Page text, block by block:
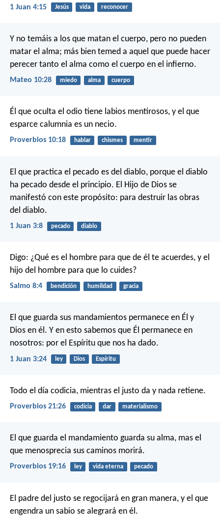
1 Juan 4:15 Jesús vida reconocer
Y no temáis a los que matan el cuerpo, pero no pueden
matar el alma; más bien temed a aquel que puede hacer
perecer tanto el alma como el cuerpo en el infierno.
Mateo 10:28 miedo alma cuerpo
Él que oculta el odio tiene labios mentirosos, y el que
esparce calumnia es un necio.
Proverbios 10:18 hablar chismes mentir
El que practica el pecado es del diablo, porque el diablo
ha pecado desde el principio. El Hijo de Dios se
manifestó con este propósito: para destruir las obras
del diablo.
1 Juan 3:8 pecado diablo
Digo: ¿Qué es el hombre para que de él te acuerdes, y el
hijo del hombre para que lo cuides?
Salmo 8:4 bendición humildad gracia
El que guarda sus mandamientos permanece en Él y
Dios en él. Y en esto sabemos que Él permanece en
nosotros: por el Espíritu que nos ha dado.
1 Juan 3:24 ley Dios Espíritu
Todo el día codicia, mientras el justo da y nada retiene.
Proverbios 21:26 codicia dar materialismo
El que guarda el mandamiento guarda su alma, mas el
que menosprecia sus caminos morirá.
Proverbios 19:16 ley vida eterna pecado
El padre del justo se regocijará en gran manera, y el que
engendra un sabio se alegrará en él.